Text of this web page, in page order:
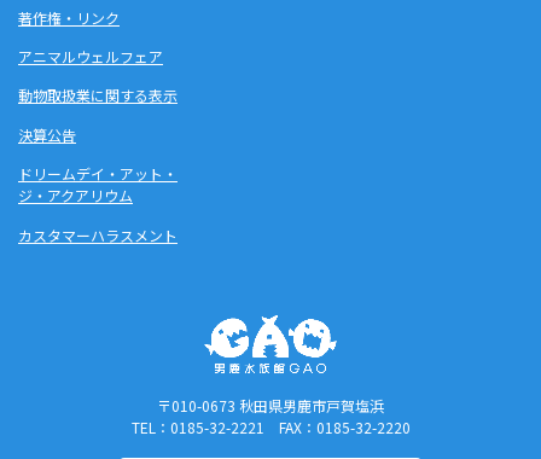
著作権・リンク
アニマルウェルフェア
動物取扱業に関する表示
決算公告
ドリームデイ・アット・
ジ・アクアリウム
カスタマーハラスメント
〒010-0673 秋田県男鹿市戸賀塩浜
TEL：0185-32-2221 FAX：0185-32-2220